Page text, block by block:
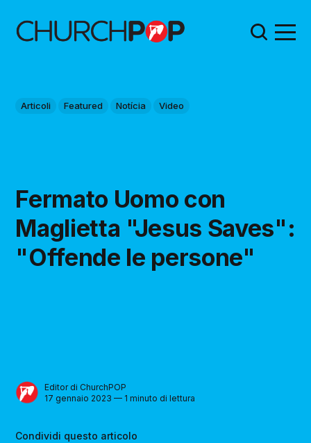
Articoli Featured Notícia Video
Fermato Uomo con
Maglietta "Jesus Saves":
"Offende le persone"
Editor di ChurchPOP
17 gennaio 2023 — 1 minuto di lettura
Condividi questo articolo